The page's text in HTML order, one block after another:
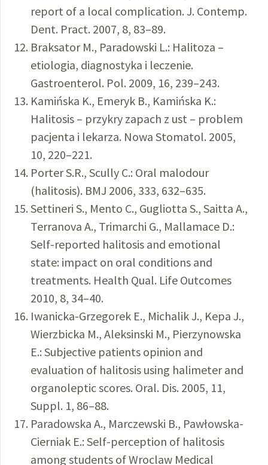
report of a local complication. J. Contemp.
Dent. Pract. 2007, 8, 83–89.
Braksator M., Paradowski L.: Halitoza –
etiologia, diagnostyka i leczenie.
Gastroenterol. Pol. 2009, 16, 239–243.
Kamińska K., Emeryk B., Kamińska K.:
Halitosis – przykry zapach z ust – problem
pacjenta i lekarza. Nowa Stomatol. 2005,
10, 220–221.
Porter S.R., Scully C.: Oral malodour
(halitosis). BMJ 2006, 333, 632–635.
Settineri S., Mento C., Gugliotta S., Saitta A.,
Terranova A., Trimarchi G., Mallamace D.:
Self-reported halitosis and emotional
state: impact on oral conditions and
treatments. Health Qual. Life Outcomes
2010, 8, 34–40.
Iwanicka-Grzegorek E., Michalik J., Kepa J.,
Wierzbicka M., Aleksinski M., Pierzynowska
E.: Subjective patients opinion and
evaluation of halitosis using halimeter and
organoleptic scores. Oral. Dis. 2005, 11,
Suppl. 1, 86–88.
Paradowska A., Marczewski B., Pawłowska-
Cierniak E.: Self-perception of halitosis
among students of Wroclaw Medical